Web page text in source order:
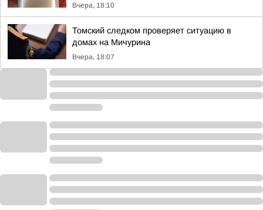
Вчера, 18:10
Томский следком проверяет ситуацию в
домах на Мичурина
Вчера, 18:07